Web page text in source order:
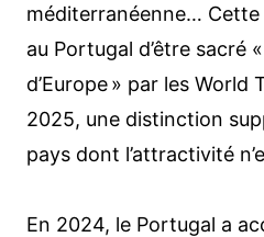
méditerranéenne… Cette
au Portugal d’être sacré
d’Europe » par les World
2025, une distinction
pays dont l’attractivité
En 2024, le Portugal a